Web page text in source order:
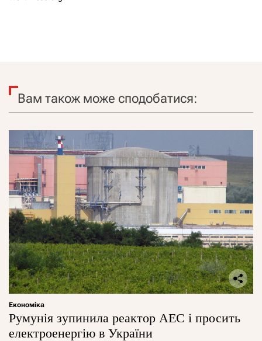
Вам також може сподобатися:
Економіка
Румунія зупинила реактор АЕС і просить
електроенергію в України